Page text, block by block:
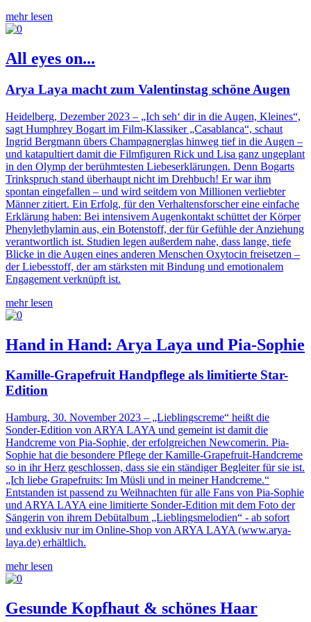
mehr lesen
All eyes on...
Arya Laya macht zum Valentinstag schöne Augen
Heidelberg, Dezember 2023 – „Ich seh‘ dir in die Augen, Kleines“,
sagt Humphrey Bogart im Film-Klassiker „Casablanca“, schaut
Ingrid Bergmann übers Champagnerglas hinweg tief in die Augen –
und katapultiert damit die Filmfiguren Rick und Lisa ganz ungeplant
in den Olymp der berühmtesten Liebeserklärungen. Denn Bogarts
Trinkspruch stand überhaupt nicht im Drehbuch! Er war ihm
spontan eingefallen – und wird seitdem von Millionen verliebter
Männer zitiert. Ein Erfolg, für den Verhaltensforscher eine einfache
Erklärung haben: Bei intensivem Augenkontakt schüttet der Körper
Phenylethylamin aus, ein Botenstoff, der für Gefühle der Anziehung
verantwortlich ist. Studien legen außerdem nahe, dass lange, tiefe
Blicke in die Augen eines anderen Menschen Oxytocin freisetzen –
der Liebesstoff, der am stärksten mit Bindung und emotionalem
Engagement verknüpft ist.
mehr lesen
Hand in Hand: Arya Laya und Pia-Sophie
Kamille-Grapefruit Handpflege als limitierte Star-
Edition
Hamburg, 30. November 2023 – „Lieblingscreme“ heißt die
Sonder-Edition von ARYA LAYA und gemeint ist damit die
Handcreme von Pia-Sophie, der erfolgreichen Newcomerin. Pia-
Sophie hat die besondere Pflege der Kamille-Grapefruit-Handcreme
so in ihr Herz geschlossen, dass sie ein ständiger Begleiter für sie ist.
„Ich liebe Grapefruits: Im Müsli und in meiner Handcreme.“
Entstanden ist passend zu Weihnachten für alle Fans von Pia-Sophie
und ARYA LAYA eine limitierte Sonder-Edition mit dem Foto der
Sängerin von ihrem Debütalbum „Lieblingsmelodien“ - ab sofort
und exklusiv nur im Online-Shop von ARYA LAYA (www.arya-
laya.de) erhältlich.
mehr lesen
Gesunde Kopfhaut & schönes Haar